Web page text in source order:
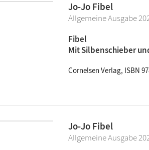
Jo-Jo Fibel
Allgemeine Ausgabe
Fibel
Mit Silbenschieber
Cornelsen Verlag, ISBN
Jo-Jo Fibel
Allgemeine Ausgabe